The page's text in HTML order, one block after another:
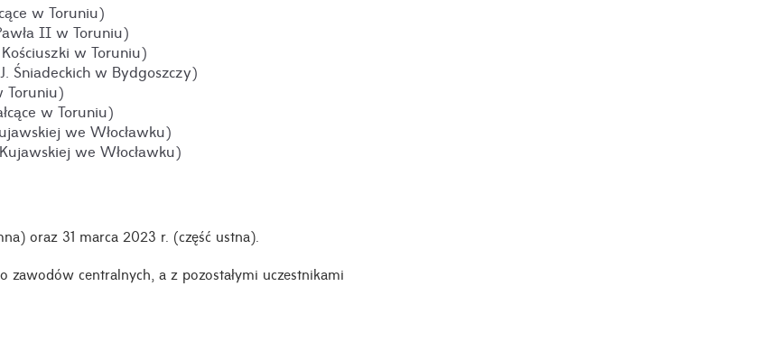
w Toruniu)
II w Toruniu)
w Toruniu)
Śniadeckich w Bydgoszczy)
Toruniu)
w Toruniu)
we Włocławku)
we Włocławku)
oraz 31 marca 2023 r. (część ustna).
centralnych, a z pozostałymi uczestnikami